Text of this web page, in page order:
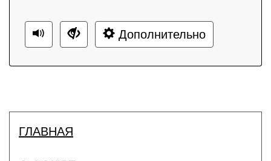
Дополнительно
ГЛАВНАЯ